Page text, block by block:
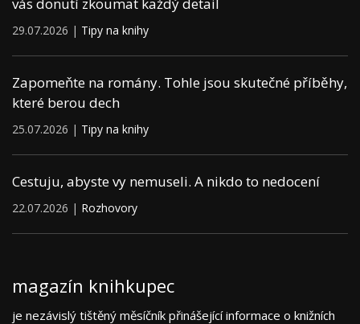
29.07.2026 | Tipy na knihy
Zapomeňte na romány. Tohle jsou skutečné příběhy,
které berou dech
25.07.2026 | Tipy na knihy
Cestuju, abyste vy nemuseli. A nikdo to nedocení
22.07.2026 | Rozhovory
magazín knihkupec
je nezávislý tištěný měsíčník přinášející informace o knižních